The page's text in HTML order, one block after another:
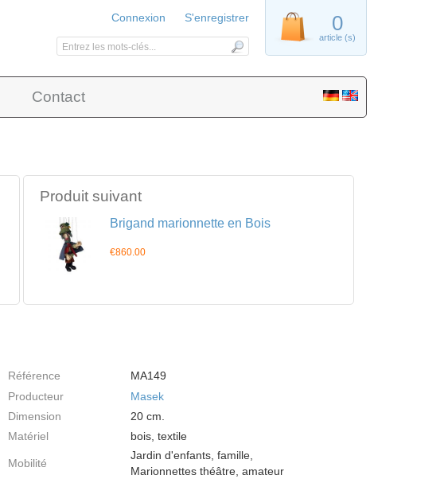
Contact
Produit suivant
Brigand marionnette en Bois
€860.00
Référence
MA149
Producteur
Masek
Dimension
20 cm.
Matériel
bois, textile
Mobilité
Jardin d'enfants, famille,
Marionnettes théâtre, amateur
0
article (s)
Connexion S'enregistrer